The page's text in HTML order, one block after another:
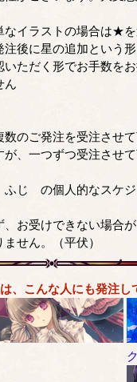
なイラストの場合は★
後に星の追加という
ただく形でお手数を
ん
のご発注を受注させ
、一つずつ受注させ
じ の個人的なスケジ
お受けできない場合
せん。（平伏）
、こんな人にも発注し